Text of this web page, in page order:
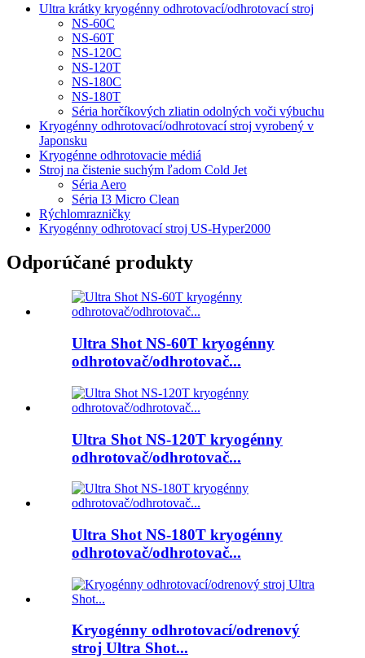
Ultra krátky kryogénny odhrotovací/odhrotovací stroj
NS-60C
NS-60T
NS-120C
NS-120T
NS-180C
NS-180T
Séria horčíkových zliatin odolných voči výbuchu
Kryogénny odhrotovací/odhrotovací stroj vyrobený v
Japonsku
Kryogénne odhrotovacie médiá
Stroj na čistenie suchým ľadom Cold Jet
Séria Aero
Séria I3 Micro Clean
Rýchlomrazničky
Kryogénny odhrotovací stroj US-Hyper2000
Odporúčané produkty
Ultra Shot NS-60T kryogénny
odhrotovač/odhrotovač...
Ultra Shot NS-120T kryogénny
odhrotovač/odhrotovač...
Ultra Shot NS-180T kryogénny
odhrotovač/odhrotovač...
Kryogénny odhrotovací/odrenový
stroj Ultra Shot...